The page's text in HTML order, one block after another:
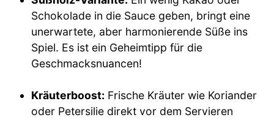
Schokolade in die Sauce geben, bringt eine
unerwartete, aber harmonierende Süße ins
Spiel. Es ist ein Geheimtipp für die
Geschmacksnuancen!
Kräuterboost: Frische Kräuter wie Koriander
oder Petersilie direkt vor dem Servieren